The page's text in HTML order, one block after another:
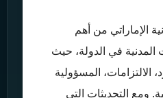
الإماراتي من أهم
المدنية في الدولة، حيث
الالتزامات، المسؤولية
ومع التحديثات التي